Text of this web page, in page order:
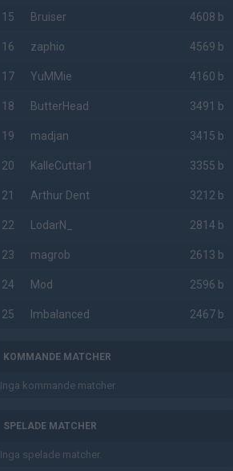
15 Bruiser 4608 b
16 zaphio 4569 b
17 YuMMie 4160 b
18 ButterHead 3491 b
19 madjan 3415 b
20 KalleCuttar1 3355 b
21 Arthur Dent 3212 b
22 LodarN_ 2814 b
23 magrob 2613 b
24 Mod 2596 b
25 Imbalanced 2467 b
KOMMANDE MATCHER
Inga kommande matcher.
SPELADE MATCHER
Inga spelade matcher.